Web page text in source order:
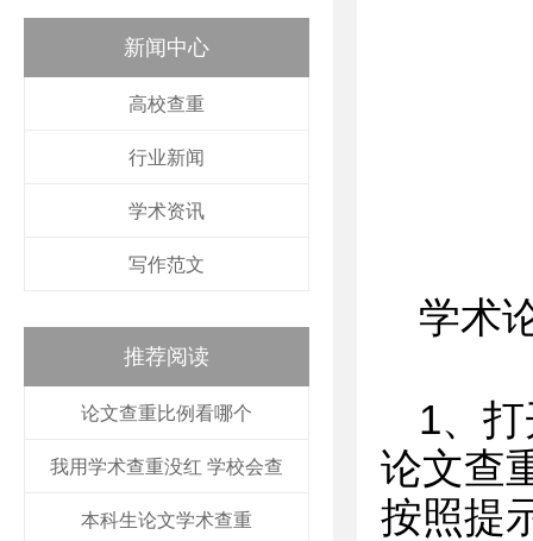
新闻中心
高校查重
行业新闻
学术资讯
写作范文
推荐阅读
论文查重比例看哪个
我用学术查重没红 学校会查
本科生论文学术查重
学术
1、
论文查
按照提